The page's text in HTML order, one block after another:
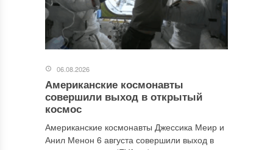
06.08.2026
Американские космонавты
совершили выход в открытый
космос
Американские космонавты Джессика Меир и
Анил Менон 6 августа совершили выход в